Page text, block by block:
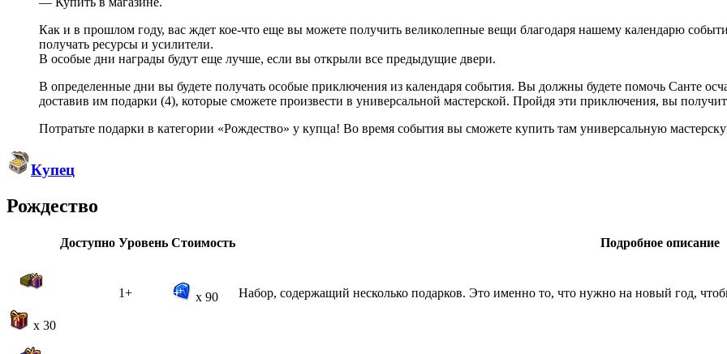
Как и в прошлом году, вас ждет кое-что еще вы можете получить великолепные вещи благодаря нашему календарю
получать ресурсы и усилители.
В особые дни награды будут еще лучше, если вы открыли все предыдущие двери.
В определенные дни вы будете получать особые приключения из календаря события. Вы должны будете помочь Санте
доставив им подарки (4), которые сможете произвести в универсальной мастерской. Пройдя эти приключения, вы
Потратьте подарки в категории «Рождество» у купца! Во время события вы сможете купить там универсальную
Купец
Рождество
Доступно Уровень Стоимость Подробное описание
x 30
1+ x 90 Набор, содержащий несколько подарков. Это именно то, что нужно на новый год,